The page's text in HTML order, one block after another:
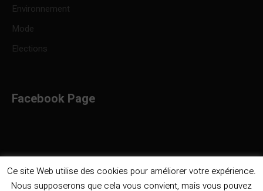
Environnement
Mode
Elections
Facebook Page
Ce site Web utilise des cookies pour améliorer votre expérience.
Nous supposerons que cela vous convient, mais vous pouvez